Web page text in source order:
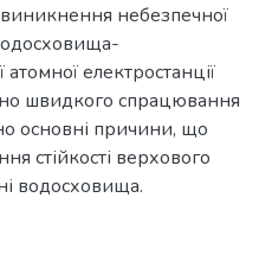
небезпечної
електростанції
швидкого спрацювання
основні причини, що
стійкості верхового
водосховища.